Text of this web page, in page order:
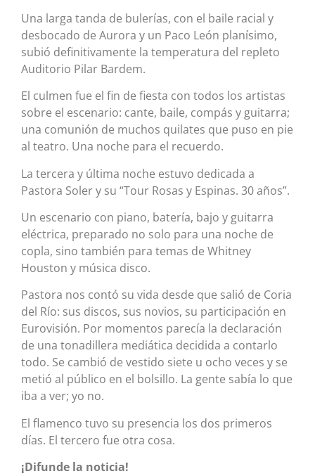
Una larga tanda de bulerías, con el baile racial y
desbocado de Aurora y un Paco León planísimo,
subió definitivamente la temperatura del repleto
Auditorio Pilar Bardem.
El culmen fue el fin de fiesta con todos los artistas
sobre el escenario: cante, baile, compás y guitarra;
una comunión de muchos quilates que puso en pie
al teatro. Una noche para el recuerdo.
La tercera y última noche estuvo dedicada a
Pastora Soler y su “Tour Rosas y Espinas. 30 años”.
Un escenario con piano, batería, bajo y guitarra
eléctrica, preparado no solo para una noche de
copla, sino también para temas de Whitney
Houston y música disco.
Pastora nos contó su vida desde que salió de Coria
del Río: sus discos, sus novios, su participación en
Eurovisión. Por momentos parecía la declaración
de una tonadillera mediática decidida a contarlo
todo. Se cambió de vestido siete u ocho veces y se
metió al público en el bolsillo. La gente sabía lo que
iba a ver; yo no.
El flamenco tuvo su presencia los dos primeros
días. El tercero fue otra cosa.
¡Difunde la noticia!